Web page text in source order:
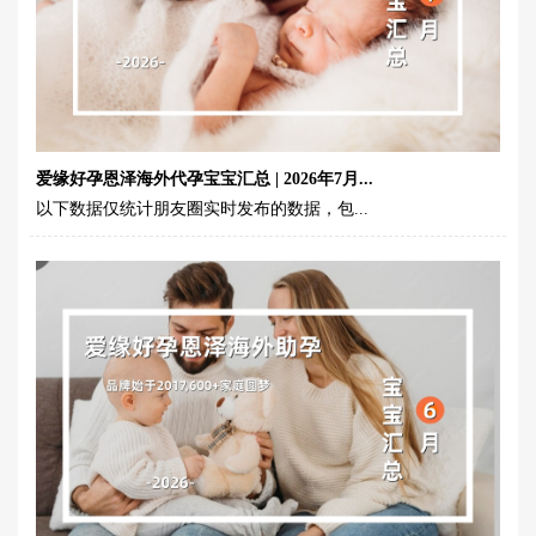
爱缘好孕恩泽海外代孕宝宝汇总 | 2026年7月...
以下数据仅统计朋友圈实时发布的数据，包...